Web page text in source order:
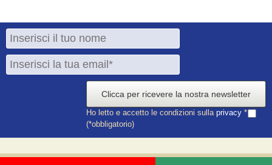
Clicca per ricevere la nostra newsletter
Ho letto e accetto le condizioni sulla privacy *
(*obbligatorio)